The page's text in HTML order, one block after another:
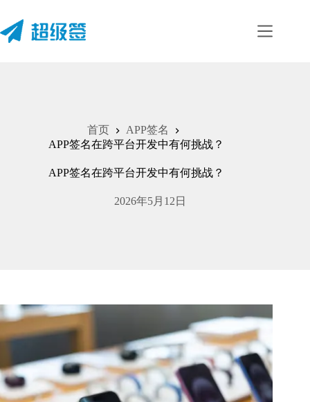
内
首页
APP签名
APP签名在跨平台开发中有何挑战？
APP签名在跨平台开发中有何挑战？
2026年5月12日